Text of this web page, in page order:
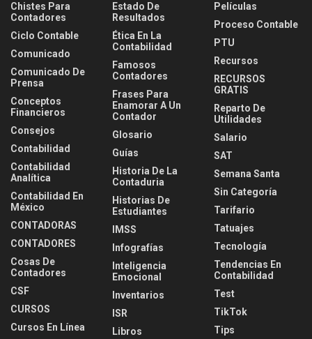
Chistes Para
Contadores
Ciclo Contable
Comunicado
Comunicado De
Prensa
Conceptos
Financieros
Consejos
Contabilidad
Contabilidad
Analítica
Contabilidad En
México
CONTADORAS
CONTADORES
Cosas De
Contadores
CSF
CURSOS
Cursos En Línea
Estado De
Resultados
Ética En La
Contabilidad
Famosos
Contadores
Frases Para
Enamorar A Un
Contador
Glosario
Guías
Historia De La
Contaduria
Historias De
Estudiantes
IMSS
Infografías
Inteligencia
Emocional
Inventarios
ISR
Libros
Películas
Proceso Contable
PTU
Recursos
RECURSOS
GRATIS
Reparto De
Utilidades
Salario
SAT
Semana Santa
Sin Categoría
Tarifario
Tatuajes
Tecnología
Tendencias En
Contabilidad
Test
TikTok
Tips